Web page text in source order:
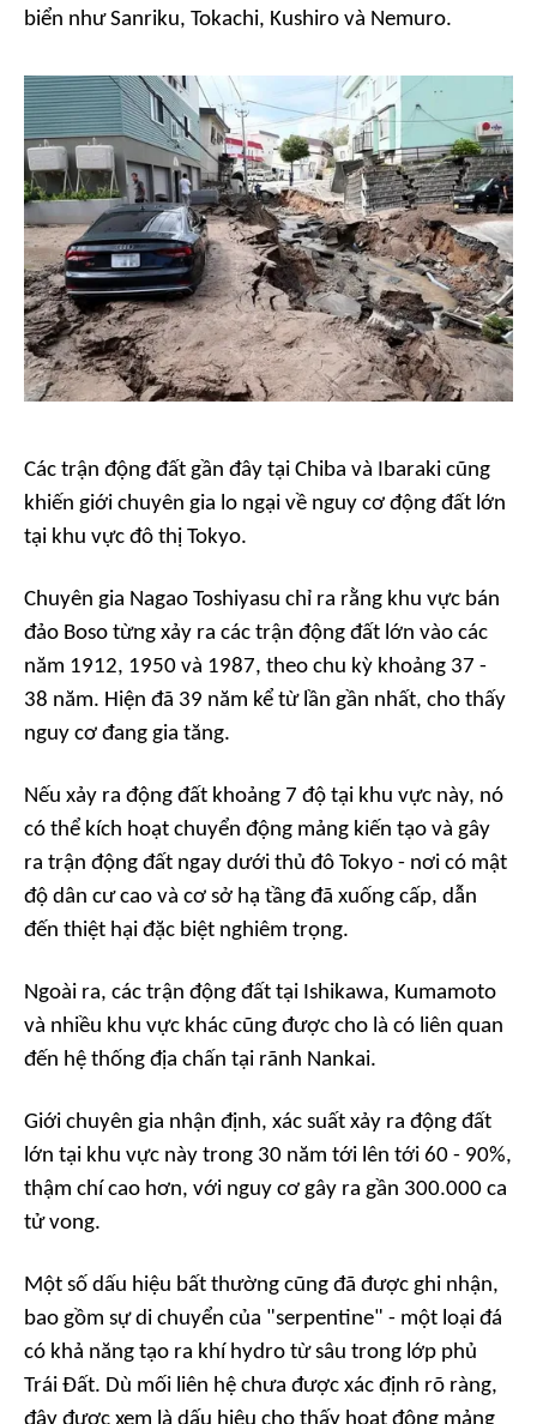
biển như Sanriku, Tokachi, Kushiro và Nemuro.
Các trận động đất gần đây tại Chiba và Ibaraki cũng
khiến giới chuyên gia lo ngại về nguy cơ động đất lớn
tại khu vực đô thị Tokyo.
Chuyên gia Nagao Toshiyasu chỉ ra rằng khu vực bán
đảo Boso từng xảy ra các trận động đất lớn vào các
năm 1912, 1950 và 1987, theo chu kỳ khoảng 37 -
38 năm. Hiện đã 39 năm kể từ lần gần nhất, cho thấy
nguy cơ đang gia tăng.
Nếu xảy ra động đất khoảng 7 độ tại khu vực này, nó
có thể kích hoạt chuyển động mảng kiến tạo và gây
ra trận động đất ngay dưới thủ đô Tokyo - nơi có mật
độ dân cư cao và cơ sở hạ tầng đã xuống cấp, dẫn
đến thiệt hại đặc biệt nghiêm trọng.
Ngoài ra, các trận động đất tại Ishikawa, Kumamoto
và nhiều khu vực khác cũng được cho là có liên quan
đến hệ thống địa chấn tại rãnh Nankai.
Giới chuyên gia nhận định, xác suất xảy ra động đất
lớn tại khu vực này trong 30 năm tới lên tới 60 - 90%,
thậm chí cao hơn, với nguy cơ gây ra gần 300.000 ca
tử vong.
Một số dấu hiệu bất thường cũng đã được ghi nhận,
bao gồm sự di chuyển của "serpentine" - một loại đá
có khả năng tạo ra khí hydro từ sâu trong lớp phủ
Trái Đất. Dù mối liên hệ chưa được xác định rõ ràng,